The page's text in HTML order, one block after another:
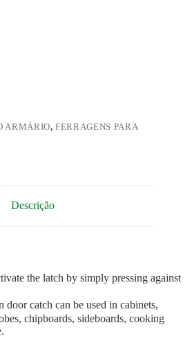
ARMÁRIO,FERRAGENS PARA
Descrição
the latch by simply pressing against
door catch can be used in cabinets,
chipboards, sideboards, cooking